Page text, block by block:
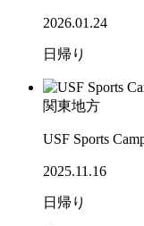
2026.01.24
日帰り
関東地方
USF Sports
2025.11.16
日帰り